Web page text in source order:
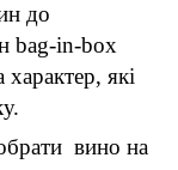
до
bag-in-box
які
вино на